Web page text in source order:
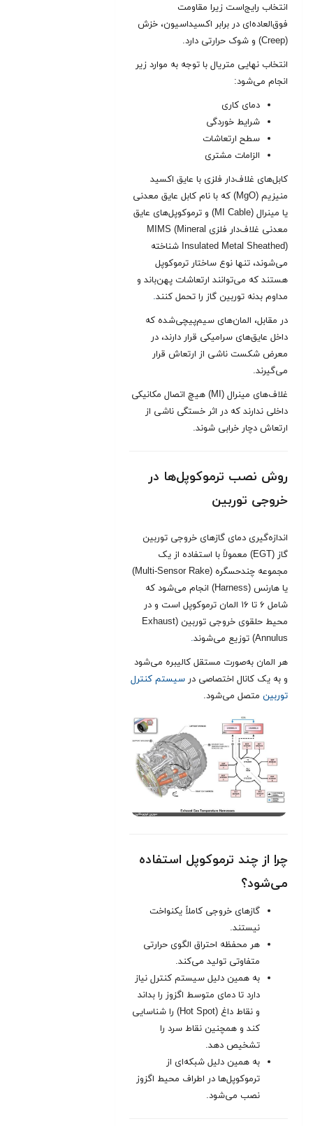
انتخاب رایج‌است زیرا مقاومت
فوق‌العاده‌ای در برابر اکسیداسیون، خزش
(Creep) و شوک حرارتی دارد.
انتخاب نهایی متریال با توجه به موارد زیر
انجام می‌شود:
دمای کاری
شرایط خوردگی
سطح ارتعاشات
الزامات مشتری
کابل‌های غلاف‌دار فلزی با عایق اکسید
منیزیم (MgO) که با نام کابل عایق معدنی
یا مینرال (MI Cable) و ترموکوپل‌های عایق
معدنی غلاف‌دار فلزی MIMS (Mineral
Insulated Metal Sheathed) شناخته
می‌شوند، تنها نوع ساختار ترموکوپل
هستند که می‌توانند ارتعاشات پهن‌باند و
مداوم بدنه توربین گاز را تحمل کنند.
در مقابل، المان‌های سیم‌پیچی‌شده که
داخل عایق‌های سرامیکی قرار دارند، در
معرض شکست ناشی از ارتعاش قرار
می‌گیرند.
غلاف‌های مینرال (MI) هیچ اتصال مکانیکی
داخلی ندارند که در اثر خستگی ناشی از
ارتعاش دچار خرابی شوند.
روش نصب ترموکوپل‌ها در
خروجی توربین
اندازه‌گیری دمای گازهای خروجی توربین
گاز (EGT) معمولاً با استفاده از یک
مجموعه چندحسگره (Multi-Sensor Rake)
یا هارنس (Harness) انجام می‌شود که
شامل ۶ تا ۱۶ المان ترموکوپل است و در
محیط حلقوی خروجی توربین (Exhaust
Annulus) توزیع می‌شوند
.
هر المان به‌صورت مستقل کالیبره می‌شود
و به یک کانال اختصاصی در سیستم کنترل
توربین متصل می‌شود.
چرا از چند ترموکوپل استفاده
می‌شود؟
گازهای خروجی کاملاً یکنواخت
نیستند.
هر محفظه احتراق الگوی حرارتی
متفاوتی تولید می‌کند.
به همین دلیل سیستم کنترل نیاز
دارد تا دمای متوسط اگزوز را بداند
و نقاط داغ (Hot Spot) را شناسایی
کند و همچنین نقاط سرد را
تشخیص دهد.
به همین دلیل شبکه‌ای از
ترموکوپل‌ها در اطراف محیط اگزوز
نصب می‌شود.